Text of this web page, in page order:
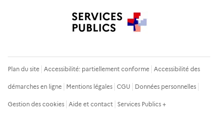
Plan du site Accessibilité: partiellement conforme Accessibilité des
démarches en ligne Mentions légales CGU Données personnelles
Gestion des cookies Aide et contact Services Publics +